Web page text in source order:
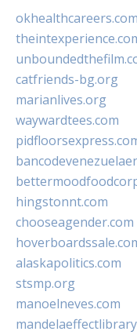
okhealthcareers.com
catfriends-bg.org
marianlives.org
waywardtees.com
hingstonnt.com
chooseagender.com
alaskapolitics.com
stsmp.org
manoelneves.com